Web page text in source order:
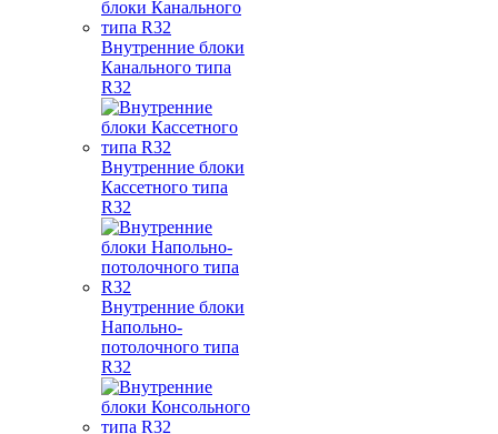
Внутренние блоки
Канального типа
R32
Внутренние блоки
Кассетного типа
R32
Внутренние блоки
Напольно-
потолочного типа
R32